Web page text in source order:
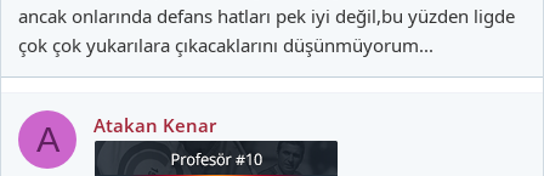
ancak onlarında defans hatları pek iyi değil,bu yüzden ligde
çok çok yukarılara çıkacaklarını düşünmüyorum...
A Atakan Kenar